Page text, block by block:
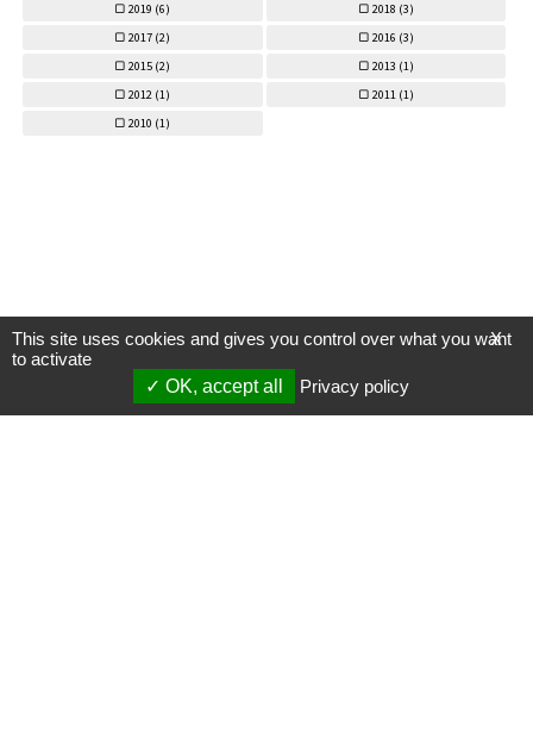
2019 (6) 2018 (3)
2017 (2) 2016 (3)
2015 (2) 2013 (1)
2012 (1) 2011 (1)
2010 (1)
X
This site uses cookies and gives you control over what you want
to activate
OK, accept all
Privacy policy